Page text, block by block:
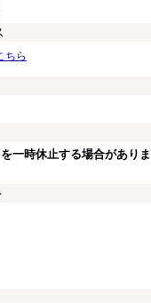
ちら
一時休止する場合がありま